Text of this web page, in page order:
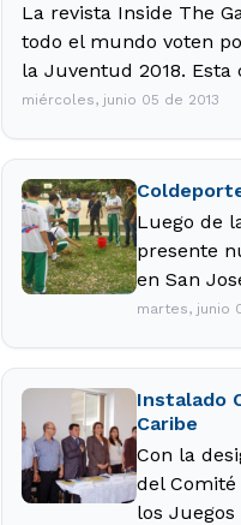
La revista Inside The
todo el mundo voten
la Juventud 2018.
miércoles, junio 05 de 2013
Luego de
presente
en San
martes, junio
Instalado
Caribe
Con la
del
los Juegos